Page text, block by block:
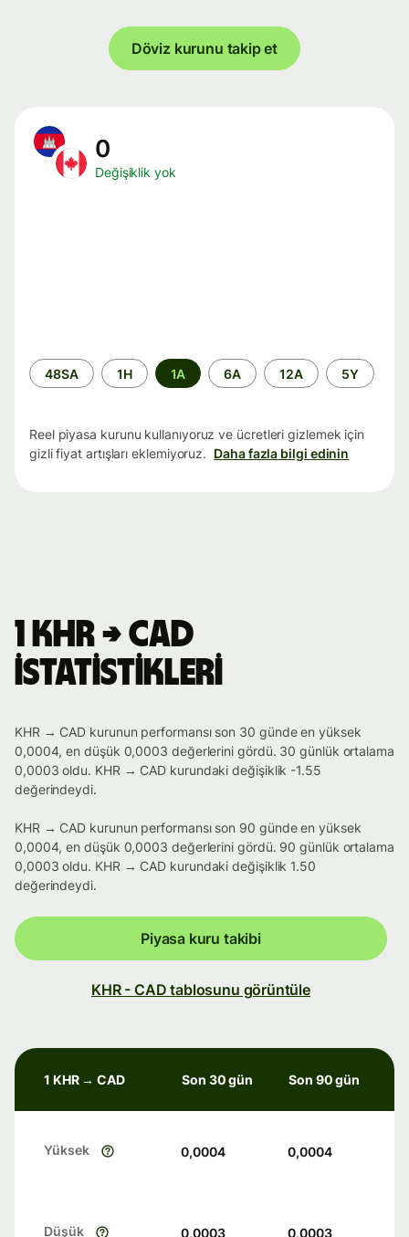
Döviz kurunu takip et
0
Değişiklik yok
Zaman
aralığı
48SA 1H 1A 6A 12A 5Y
Reel piyasa kurunu kullanıyoruz ve ücretleri gizlemek için
gizli fiyat artışları eklemiyoruz. Daha fazla bilgi edinin
1 KHR → CAD
istatistikleri
KHR → CAD kurunun performansı son 30 günde en yüksek
0,0004, en düşük 0,0003 değerlerini gördü. 30 günlük ortalama
0,0003 oldu. KHR → CAD kurundaki değişiklik -1.55
değerindeydi.
KHR → CAD kurunun performansı son 90 günde en yüksek
0,0004, en düşük 0,0003 değerlerini gördü. 90 günlük ortalama
0,0003 oldu. KHR → CAD kurundaki değişiklik 1.50
değerindeydi.
Piyasa kuru takibi
KHR - CAD tablosunu görüntüle
1 KHR → CAD Son 30 gün Son 90 gün
Yüksek 0,0004 0,0004
Düşük 0,0003 0,0003